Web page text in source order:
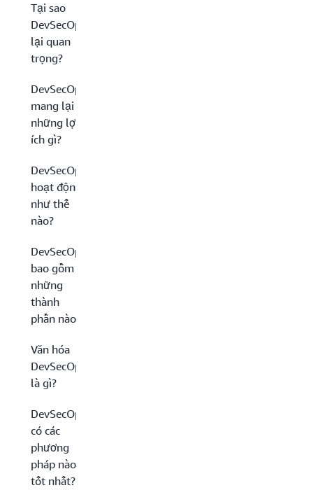
Tại sao
DevSecOps
lại quan
trọng?
DevSecOps
mang lại
những lợi
ích gì?
DevSecOps
hoạt động
như thế
nào?
DevSecOps
bao gồm
những
thành
phần nào?
Văn hóa
DevSecOps
là gì?
DevSecOps
có các
phương
pháp nào
tốt nhất?